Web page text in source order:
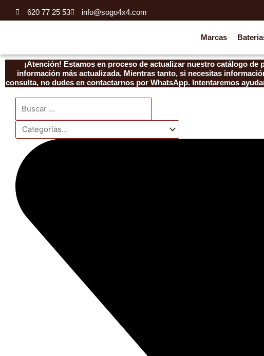
al
620 77 25 53 info@sogo4x4.com
Marcas
¡Atención! Estamos en proceso de actualizar nuestro catálogo
información más actualizada. Mientras tanto, si necesitas
consulta, no dudes en contactarnos por WhatsApp. Intentaremos
Search
...